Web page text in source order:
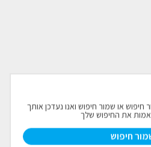
או שמור חיפוש ואנו נעדכן אותך
את החיפוש שלך
חיפוש